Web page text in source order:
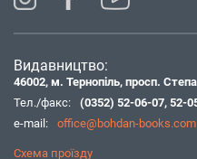
Видавництво:
46002, м. Тернопіль, просп.
Тел./факс:
(0352) 52-06-07, 52-
e-mail:
office@bohdan-books.com
Схема проїзду